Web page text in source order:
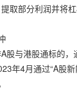
取部分利润并将
股与港股通标的
年4月通过“A股新